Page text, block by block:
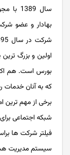
سال
بهادار و عضو
اولین و بزرگ
که به آنان خدمات
برخی از مهم ترین
شبکه اجتماعی
فیلتر شرکت ‌ها
سیستم مدیریت